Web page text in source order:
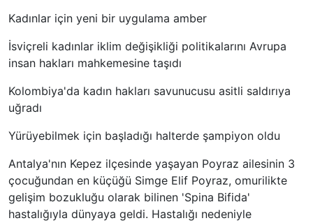
Kadınlar için yeni bir uygulama amber
İsviçreli kadınlar iklim değişikliği politikalarını Avrupa
insan hakları mahkemesine taşıdı
Kolombiya'da kadın hakları savunucusu asitli saldırıya
uğradı
Yürüyebilmek için başladığı halterde şampiyon oldu
Antalya'nın Kepez ilçesinde yaşayan Poyraz ailesinin 3
çocuğundan en küçüğü Simge Elif Poyraz, omurilikte
gelişim bozukluğu olarak bilinen 'Spina Bifida'
hastalığıyla dünyaya geldi. Hastalığı nedeniyle